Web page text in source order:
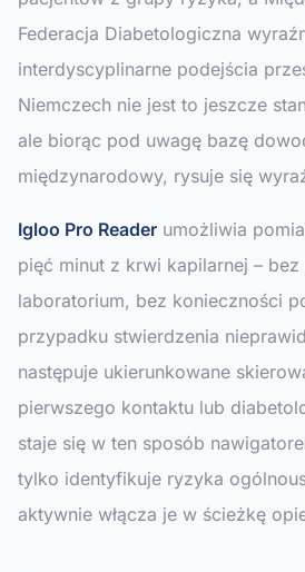
Federacja Diabetologiczna
interdyscyplinarne podejścia
Niemczech nie jest to jeszcze
ale biorąc pod uwagę bazę
międzynarodowy, rysuje się
Igloo Pro Reader umożliwia
pięć minut z krwi kapilarnej – bez
laboratorium, bez konieczności
przypadku stwierdzenia
następuje ukierunkowane
pierwszego kontaktu lub
staje się w ten sposób
tylko identyfikuje ryzyka
aktywnie włącza je w ścieżkę